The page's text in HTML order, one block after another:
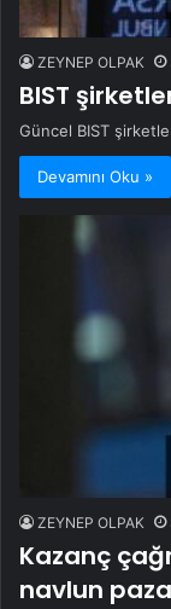
ZEYNEP OLPAK
BIST
Güncel BIST
Devamını Oku »
ZEYNEP OLPAK
Kazanç
navlun